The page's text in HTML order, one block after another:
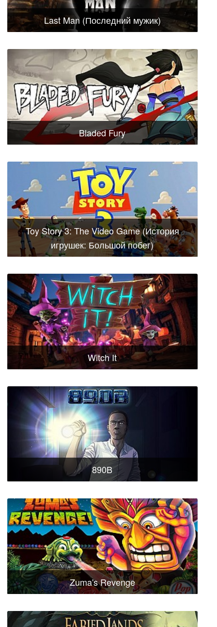
Last Man (Последний мужик)
Bladed Fury
Toy Story 3: The Video Game (История
игрушек: Большой побег)
Witch It
890B
Zuma's Revenge